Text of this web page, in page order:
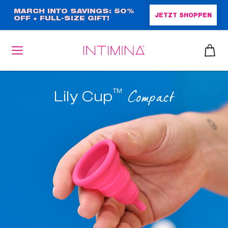
zum
Inhalt
MARCH INTO SAVINGS: 50%
OFF + FULL-SIZE GIFT!
JETZT SHOPPEN
Lily Cup™ Compact